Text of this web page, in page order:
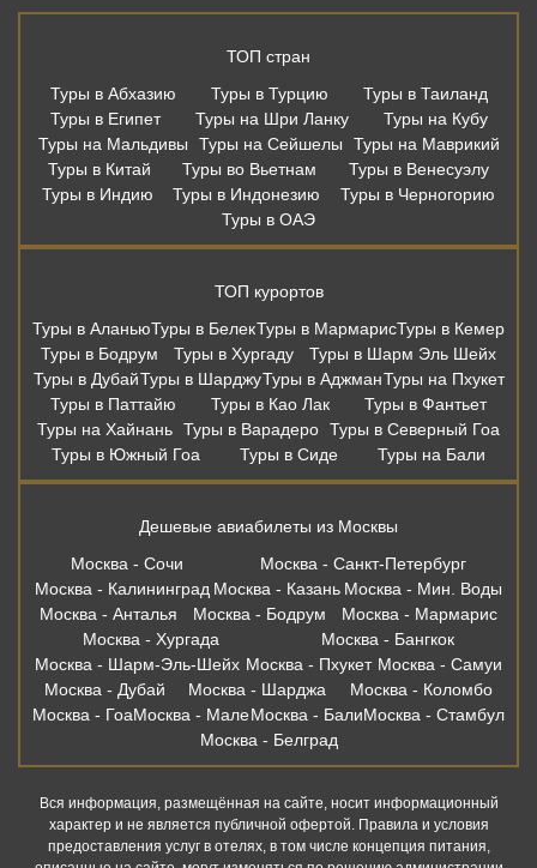
ТОП стран
Туры в Абхазию
Туры в Турцию
Туры в Таиланд
Туры в Египет
Туры на Шри Ланку
Туры на Кубу
Туры на Мальдивы
Туры на Сейшелы
Туры на Маврикий
Туры в Китай
Туры во Вьетнам
Туры в Венесуэлу
Туры в Индию
Туры в Индонезию
Туры в Черногорию
Туры в ОАЭ
ТОП курортов
Туры в АланьюТуры в БелекТуры в МармарисТуры в Кемер
Туры в Бодрум
Туры в Хургаду
Туры в Шарм Эль Шейх
Туры в ДубайТуры в ШарджуТуры в АджманТуры на Пхукет
Туры в Паттайю
Туры в Као Лак
Туры в Фантьет
Туры на Хайнань Туры в Варадеро Туры в Северный Гоа
Туры в Южный Гоа
Туры в Сиде Туры на Бали
Дешевые авиабилеты из Москвы
Москва - Сочи
Москва - Санкт-Петербург
Москва - Калининград Москва - Казань Москва - Мин. Воды
Москва - Анталья
Москва - Бодрум
Москва - Мармарис
Москва - Хургада
Москва - Бангкок
Москва - Шарм-Эль-Шейх Москва - Пхукет Москва - Самуи
Москва - Дубай
Москва - Шарджа
Москва - Коломбо
Москва - ГоаМосква - МалеМосква - БалиМосква - Стамбул
Москва - Белград
Вся информация, размещённая на сайте, носит информационный
характер и не является публичной офертой. Правила и условия
предоставления услуг в отелях, в том числе концепция питания,